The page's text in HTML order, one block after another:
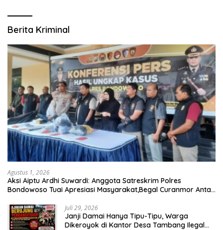
Berita Kriminal
Agustus 1, 2026
Aksi Aiptu Ardhi Suwardi: Anggota Satreskrim Polres
Bondowoso Tuai Apresiasi Masyarakat,Begal Curanmor Antar
Juli 29, 2026
Janji Damai Hanya Tipu-Tipu, Warga
Dikeroyok di Kantor Desa Tambang Ilegal